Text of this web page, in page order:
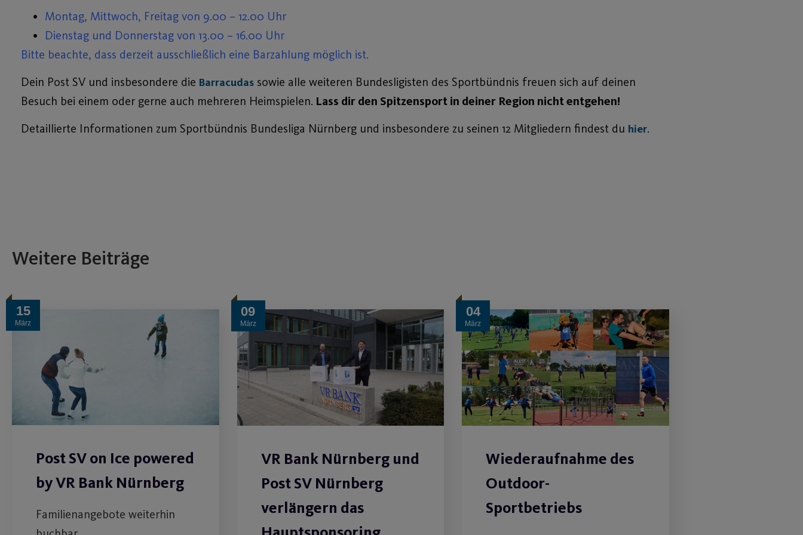
Montag, Mittwoch, Freitag von 9.00 – 12.00 Uhr
Dienstag und Donnerstag von 13.00 – 16.00 Uhr
Bitte beachte, dass derzeit ausschließlich eine Barzahlung möglich ist.
Dein Post SV und insbesondere die Barracudas sowie alle weiteren Bundesligisten des Sportbündnis freuen sich auf deinen
Besuch bei einem oder gerne auch mehreren Heimspielen. Lass dir den Spitzensport in deiner Region nicht entgehen!
Detaillierte Informationen zum Sportbündnis Bundesliga Nürnberg und insbesondere zu seinen 12 Mitgliedern findest du hier.
Weitere Beiträge
15
März
Post SV on Ice powered
by VR Bank Nürnberg
Familienangebote weiterhin
09
März
VR Bank Nürnberg und
Post SV Nürnberg
verlängern das
04
März
Wiederaufnahme des
Outdoor-
Sportbetriebs